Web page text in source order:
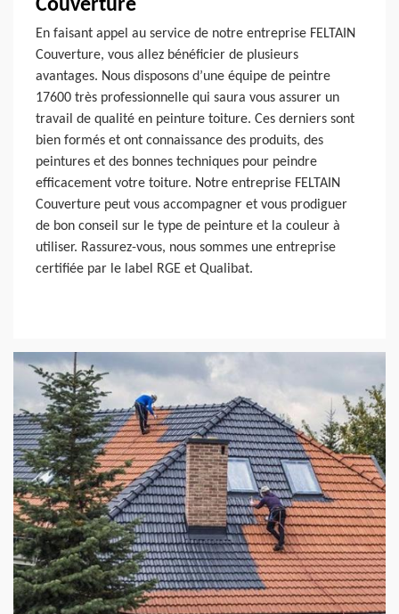
Couverture
En faisant appel au service de notre entreprise FELTAIN
Couverture, vous allez bénéficier de plusieurs
avantages. Nous disposons d’une équipe de peintre
17600 très professionnelle qui saura vous assurer un
travail de qualité en peinture toiture. Ces derniers sont
bien formés et ont connaissance des produits, des
peintures et des bonnes techniques pour peindre
efficacement votre toiture. Notre entreprise FELTAIN
Couverture peut vous accompagner et vous prodiguer
de bon conseil sur le type de peinture et la couleur à
utiliser. Rassurez-vous, nous sommes une entreprise
certifiée par le label RGE et Qualibat.